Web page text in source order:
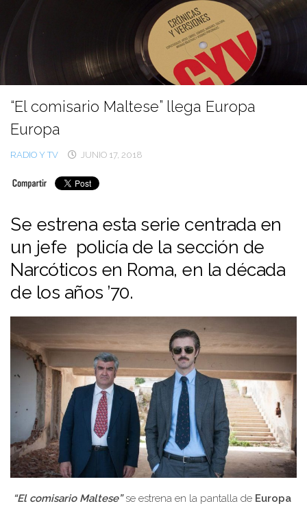
contenido
“El comisario Maltese” llega Europa
Europa
RADIO Y TV JUNIO 17, 2018
Se estrena esta serie centrada en
un jefe policía de la sección de
Narcóticos en Roma, en la década
de los años ’70.
“El comisario Maltese”se estrena en la pantalla de Europa